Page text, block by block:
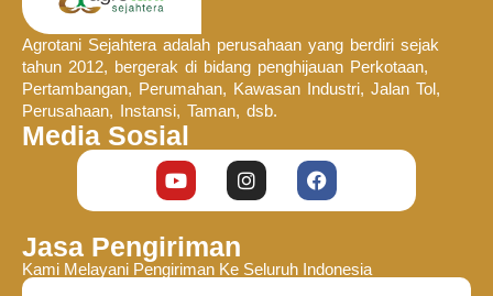
Agrotani Sejahtera adalah perusahaan yang berdiri sejak
tahun 2012, bergerak di bidang penghijauan Perkotaan,
Pertambangan, Perumahan, Kawasan Industri, Jalan Tol,
Perusahaan, Instansi, Taman, dsb.
Media Sosial
Jasa Pengiriman
Kami Melayani Pengiriman Ke Seluruh Indonesia